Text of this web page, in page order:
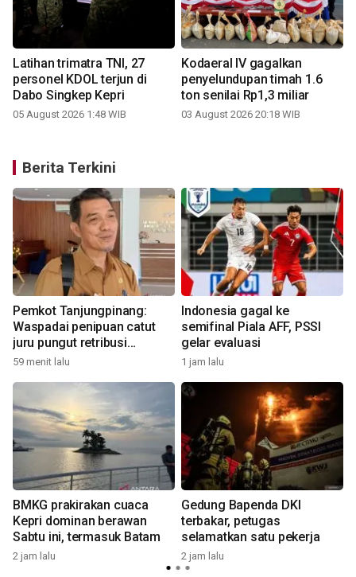
Latihan trimatra TNI, 27
personel KDOL terjun di
Dabo Singkep Kepri
05 August 2026 1:48 WIB
Kodaeral IV gagalkan
penyelundupan timah 1.6
ton senilai Rp1,3 miliar
03 August 2026 20:18 WIB
Berita Terkini
Pemkot Tanjungpinang:
Waspadai penipuan catut
juru pungut retribusi
sampah
59 menit lalu
Indonesia gagal ke
semifinal Piala AFF, PSSI
gelar evaluasi
1 jam lalu
BMKG prakirakan cuaca
Kepri dominan berawan
Sabtu ini, termasuk Batam
2 jam lalu
Gedung Bapenda DKI
terbakar, petugas
selamatkan satu pekerja
2 jam lalu